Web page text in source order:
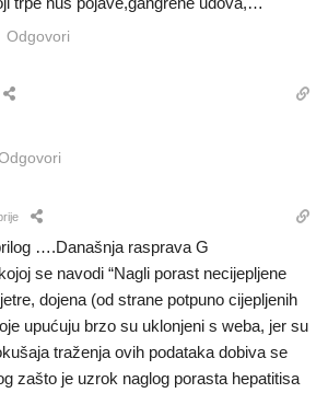
Odgovori
….Današnja rasprava G
se navodi “Nagli porast necijepljene
dojena (od strane potpuno cijepljenih
upućuju brzo su uklonjeni s weba, jer su
traženja ovih podataka dobiva se
zašto je uzrok naglog porasta hepatitisa